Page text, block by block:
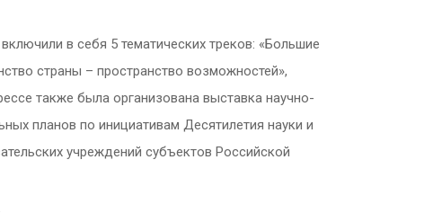
в себя 5 тематических треков: «Большие
страны – пространство возможностей»,
также была организована выставка научно-
планов по инициативам Десятилетия науки и
учреждений субъектов Российской